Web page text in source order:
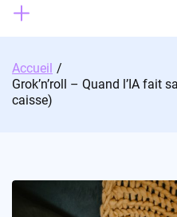
Accueil
Grok’n’roll – Quand l’IA fait
caisse)